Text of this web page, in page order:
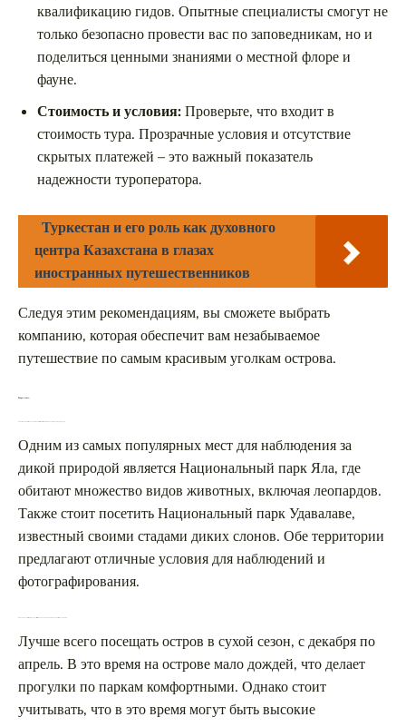
квалификацию гидов. Опытные специалисты смогут не
только безопасно провести вас по заповедникам, но и
поделиться ценными знаниями о местной флоре и
фауне.
Стоимость и условия:Проверьте, что входит в
стоимость тура. Прозрачные условия и отсутствие
скрытых платежей – это важный показатель
надежности туроператора.
Туркестан и его роль как духовного
центра Казахстана в глазах
иностранных путешественников
Следуя этим рекомендациям, вы сможете выбрать
компанию, которая обеспечит вам незабываемое
путешествие по самым красивым уголкам острова.
Вопрос-ответ:
Одним из самых популярных мест для наблюдения за
дикой природой является Национальный парк Яла, где
обитают множество видов животных, включая леопардов.
Также стоит посетить Национальный парк Удавалаве,
известный своими стадами диких слонов. Обе территории
предлагают отличные условия для наблюдений и
фотографирования.
Лучше всего посещать остров в сухой сезон, с декабря по
апрель. В это время на острове мало дождей, что делает
прогулки по паркам комфортными. Однако стоит
учитывать, что в это время могут быть высокие